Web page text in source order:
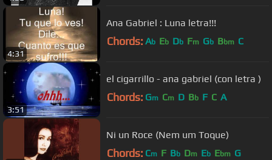
4:31
Ana Gabriel : Luna letra!!!
Chords: Ab Eb Db Fm Gb Bbm C
3:51
el cigarrillo - ana gabriel (con letra )
Chords: Gm Cm D Bb F C A
Ni un Roce (Nem um Toque)
Chords: Cm F Bb Dm Eb Ebm G